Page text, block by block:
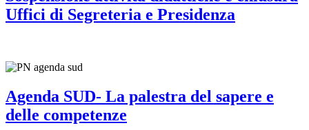
Uffici di Segreteria e Presidenza
Agenda SUD- La palestra del sapere e
delle competenze